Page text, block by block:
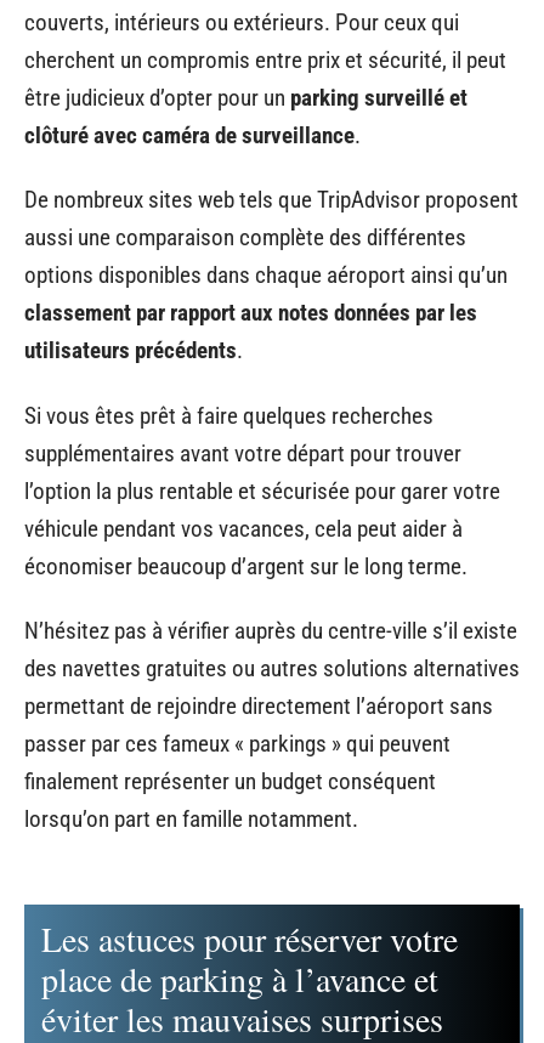
couverts, intérieurs ou extérieurs. Pour ceux qui
cherchent un compromis entre prix et sécurité, il peut
être judicieux d’opter pour un parking surveillé et
clôturé avec caméra de surveillance.
De nombreux sites web tels que TripAdvisor proposent
aussi une comparaison complète des différentes
options disponibles dans chaque aéroport ainsi qu’un
classement par rapport aux notes données par les
utilisateurs précédents.
Si vous êtes prêt à faire quelques recherches
supplémentaires avant votre départ pour trouver
l’option la plus rentable et sécurisée pour garer votre
véhicule pendant vos vacances, cela peut aider à
économiser beaucoup d’argent sur le long terme.
N’hésitez pas à vérifier auprès du centre-ville s’il existe
des navettes gratuites ou autres solutions alternatives
permettant de rejoindre directement l’aéroport sans
passer par ces fameux « parkings » qui peuvent
finalement représenter un budget conséquent
lorsqu’on part en famille notamment.
Les astuces pour réserver votre
place de parking à l’avance et
éviter les mauvaises surprises